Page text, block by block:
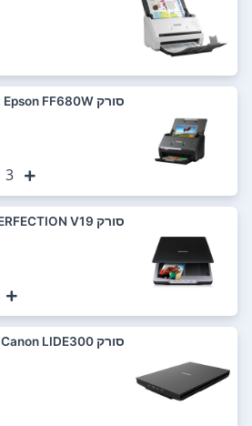
סורק Epson FF680W אפסון
3
סורק Epson PERFECTION V19 אפסון
סורק Canon LIDE300 קנון